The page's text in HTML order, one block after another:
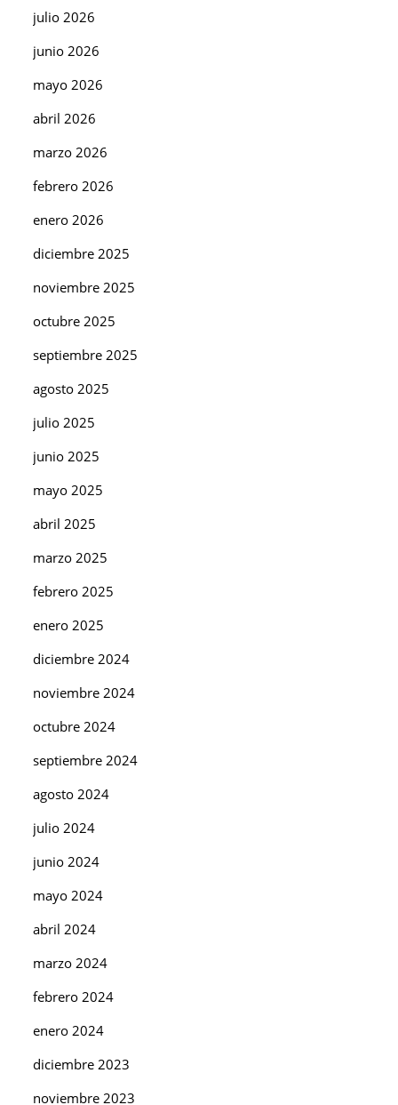
julio 2026
junio 2026
mayo 2026
abril 2026
marzo 2026
febrero 2026
enero 2026
diciembre 2025
noviembre 2025
octubre 2025
septiembre 2025
agosto 2025
julio 2025
junio 2025
mayo 2025
abril 2025
marzo 2025
febrero 2025
enero 2025
diciembre 2024
noviembre 2024
octubre 2024
septiembre 2024
agosto 2024
julio 2024
junio 2024
mayo 2024
abril 2024
marzo 2024
febrero 2024
enero 2024
diciembre 2023
noviembre 2023